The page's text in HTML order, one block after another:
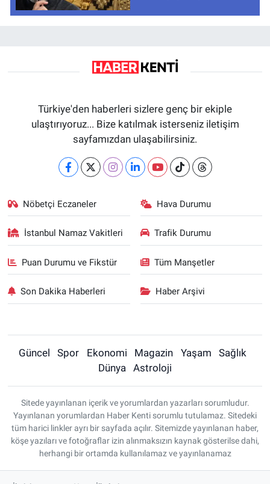
Türkiye'den haberleri sizlere genç bir ekiple
ulaştırıyoruz... Bize katılmak isterseniz iletişim
sayfamızdan ulaşabilirsiniz.
Nöbetçi Eczaneler Hava Durumu
İstanbul Namaz Vakitleri Trafik Durumu
Puan Durumu ve Fikstür Tüm Manşetler
Son Dakika Haberleri Haber Arşivi
Güncel Spor Ekonomi Magazin Yaşam
Sağlık
Dünya
Astroloji
Sitede yayınlanan içerik ve yorumlardan yazarları sorumludur.
Yayınlanan yorumlardan Haber Kenti sorumlu tutulamaz. Sitedeki
tüm harici linkler ayrı bir sayfada açılır. Sitemizde yayınlanan haber,
köşe yazıları ve fotoğraflar izin alınmaksızın kaynak gösterilse dahi,
herhangi bir ortamda kullanılamaz ve yayınlanamaz